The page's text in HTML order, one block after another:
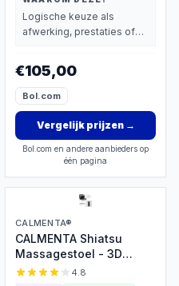
Logische keuze als
afwerking, prestaties of
€105,00
Bol.com
Vergelijk prijzen→
Bol.com en andere aanbieders op
één pagina
CALMENTA®
CALMENTA Shiatsu
Massagestoel - 3D
massage met warmte
4.8